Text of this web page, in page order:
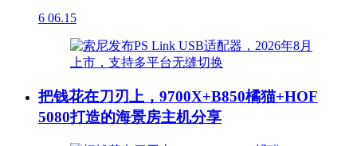
6 06.15
把钱花在刀刃上，9700X+B850橘猫+HOF
5080打造的海景房主机分享